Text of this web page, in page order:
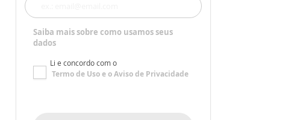
Saiba mais sobre como usamos seus
dados
Li e concordo com o
Termo de Usoe oAviso de Privacidade